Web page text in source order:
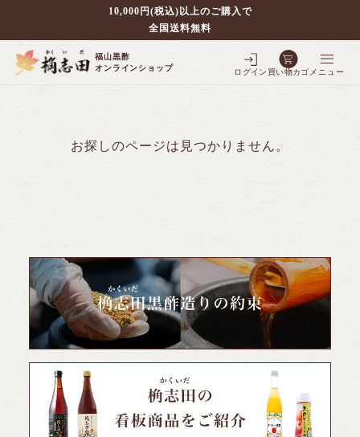
10,000円(税込)以上のご購入で
全国送料無料
福山黒酢
オンラインショップ
ログイン 買い物カゴ メニュー
3年熟成黒酢
5年熟成黒酢
10年熟成黒酢
機能性表示食品
壷仕込み発酵豆酢
全ての商品を見る
3年熟成大豆酢
10年熟成大豆酢
15年熟成黒豆酢
フルーツ黒酢
全ての商品を見る
フルーツ黒酢
冷凍果実
シェフの調味料
全ての商品を見る
合わせ酢
黒酢スイーツ
全ての商品を見る
サプリ／アミノ酸飲料
お探しのページは見つかりません。